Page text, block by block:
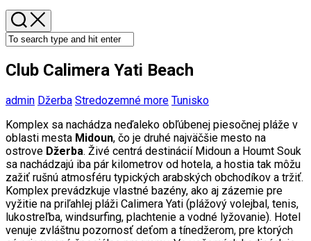
Club Calimera Yati Beach
admin Džerba Stredozemné more Tunisko
Komplex sa nachádza neďaleko obľúbenej piesočnej pláže v
oblasti mesta Midoun, čo je druhé najväčšie mesto na
ostrove Džerba. Živé centrá destinácií Midoun a Houmt Souk
sa nachádzajú iba pár kilometrov od hotela, a hostia tak môžu
zažiť rušnú atmosféru typických arabských obchodíkov a tržiť.
Komplex prevádzkuje vlastné bazény, ako aj zázemie pre
vyžitie na priľahlej pláži Calimera Yati (plážový volejbal, tenis,
lukostreľba, windsurfing, plachtenie a vodné lyžovanie). Hotel
venuje zvláštnu pozornosť deťom a tínedžerom, pre ktorých